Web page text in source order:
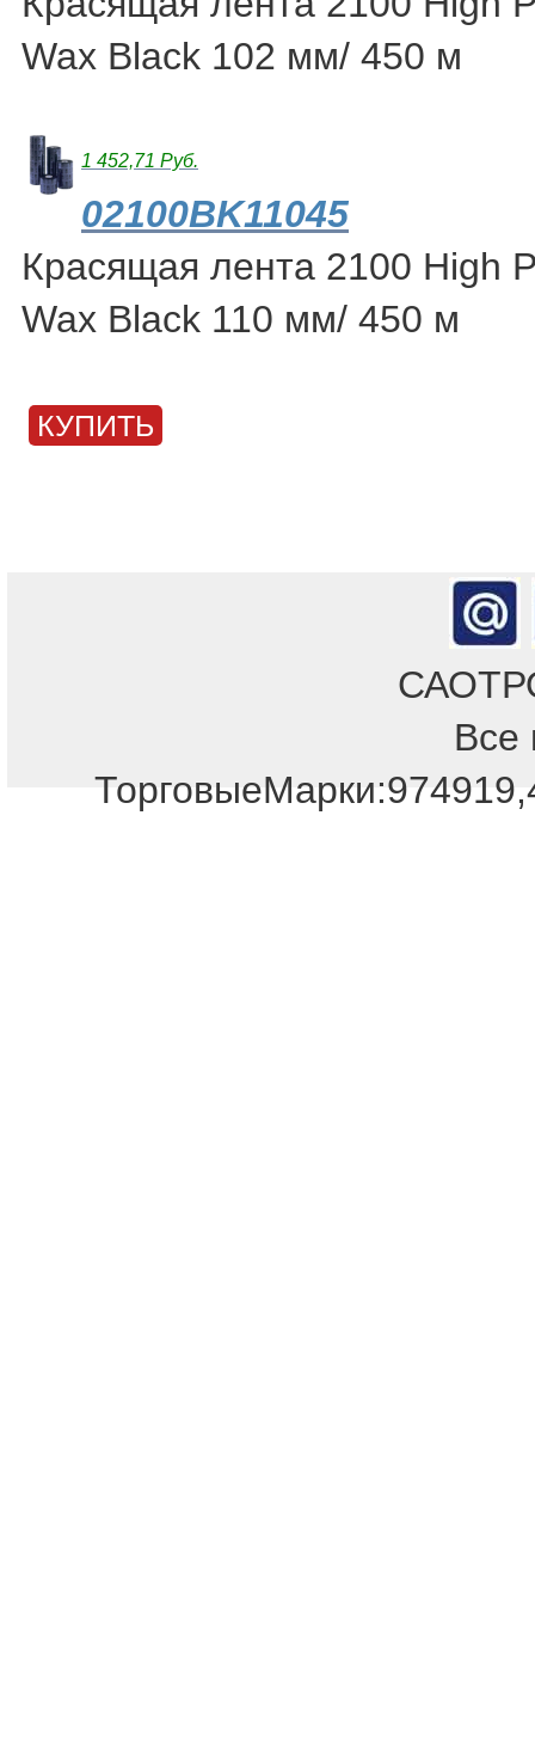
Wax Black 102 мм/ 450 м
1 452,71 Руб.
02100BK11045
Красящая лента 2100 High
Wax Black 110 мм/ 450 м
КУПИТЬ
Все